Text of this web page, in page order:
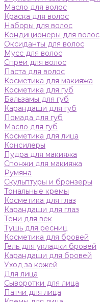
Масло для волос
Краска для волос
Наборы для волос
Кондиционеры для волос
Оксиданты для волос
Мусс для волос
Спреи для волос
Паста для волос
Косметика для макияжа
Косметика для губ
Бальзамы для губ
Карандаши для губ
Помада для губ
Масло для губ
Косметика для лица
Консилеры
Пудра для макияжа
Спонжи для макияжа
Румяна
Скульптуры и бронзеры
Тональные кремы
Косметика для глаз
Карандаши для глаз
Тени для век
Тушь для ресниц
Косметика для бровей
Гель для укладки бровей
Карандаши для бровей
Уход за кожей
Для лица
Сыворотки для лица
Патчи для лица